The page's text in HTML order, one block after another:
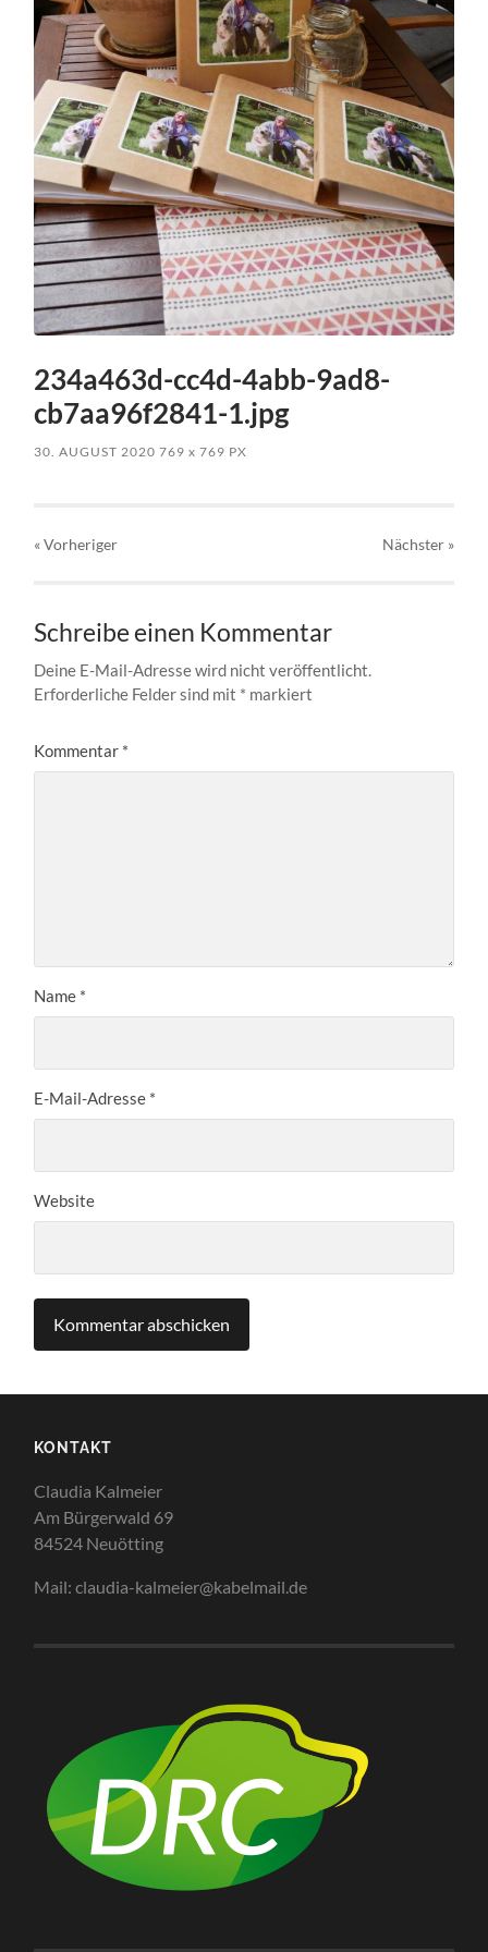
234a463d-cc4d-4abb-9ad8-
cb7aa96f2841-1.jpg
30. AUGUST 2020 769x 769 PX
« Vorheriger Nächster »
Schreibe einen Kommentar
Deine E-Mail-Adresse wird nicht veröffentlicht.
Erforderliche Felder sind mit * markiert
Kommentar *
Name *
E-Mail-Adresse *
Website
KONTAKT
Claudia Kalmeier
Am Bürgerwald 69
84524 Neuötting
Mail: claudia-kalmeier@kabelmail.de